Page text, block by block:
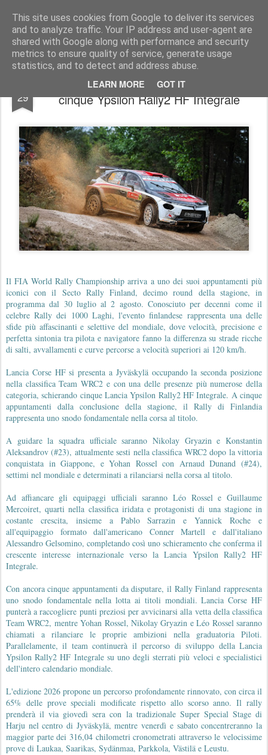
This site uses cookies from Google to deliver its services
and to analyze traffic. Your IP address and user-agent are
shared with Google along with performance and security
metrics to ensure quality of service, generate usage
statistics, and to detect and address abuse.
LEARN MORE GOT IT
AutoMotoCorse. Motorsport Random News 280912
29
Lancia Corse HF al Rally Finland con
cinque Ypsilon Rally2 HF Integrale
Il FIA World Rally Championship arriva a uno dei suoi appuntamenti più
iconici con il Secto Rally Finland, decimo round della stagione, in
programma dal 30 luglio al 2 agosto. Conosciuto per decenni come il
celebre Rally dei 1000 Laghi, l'evento finlandese rappresenta una delle
sfide più affascinanti e selettive del mondiale, dove velocità, precisione e
perfetta sintonia tra pilota e navigatore fanno la differenza su strade ricche
di salti, avvallamenti e curve percorse a velocità superiori ai 120 km/h.
Lancia Corse HF si presenta a Jyväskylä occupando la seconda posizione
nella classifica Team WRC2 e con una delle presenze più numerose della
categoria, schierando cinque Lancia Ypsilon Rally2 HF Integrale. A cinque
appuntamenti dalla conclusione della stagione, il Rally di Finlandia
rappresenta uno snodo fondamentale nella corsa al titolo.
A guidare la squadra ufficiale saranno Nikolay Gryazin e Konstantin
Aleksandrov (#23), attualmente sesti nella classifica WRC2 dopo la vittoria
conquistata in Giappone, e Yohan Rossel con Arnaud Dunand (#24),
settimi nel mondiale e determinati a rilanciarsi nella corsa al titolo.
Ad affiancare gli equipaggi ufficiali saranno Léo Rossel e Guillaume
Mercoiret, quarti nella classifica iridata e protagonisti di una stagione in
costante crescita, insieme a Pablo Sarrazin e Yannick Roche e
all'equipaggio formato dall'americano Conner Martell e dall'italiano
Alessandro Gelsomino, completando così uno schieramento che conferma il
crescente interesse internazionale verso la Lancia Ypsilon Rally2 HF
Integrale.
Con ancora cinque appuntamenti da disputare, il Rally Finland rappresenta
uno snodo fondamentale nella lotta ai titoli mondiali. Lancia Corse HF
punterà a raccogliere punti preziosi per avvicinarsi alla vetta della classifica
Team WRC2, mentre Yohan Rossel, Nikolay Gryazin e Léo Rossel saranno
chiamati a rilanciare le proprie ambizioni nella graduatoria Piloti.
Parallelamente, il team continuerà il percorso di sviluppo della Lancia
Ypsilon Rally2 HF Integrale su uno degli sterrati più veloci e specialistici
dell'intero calendario mondiale.
L'edizione 2026 propone un percorso profondamente rinnovato, con circa il
65% delle prove speciali modificate rispetto allo scorso anno. Il rally
prenderà il via giovedì sera con la tradizionale Super Special Stage di
Harju nel centro di Jyväskylä, mentre venerdì e sabato concentreranno la
maggior parte dei 316,04 chilometri cronometrati attraverso le velocissime
prove di Laukaa, Saarikas, Sydänmaa, Parkkola, Västilä e Leustu.